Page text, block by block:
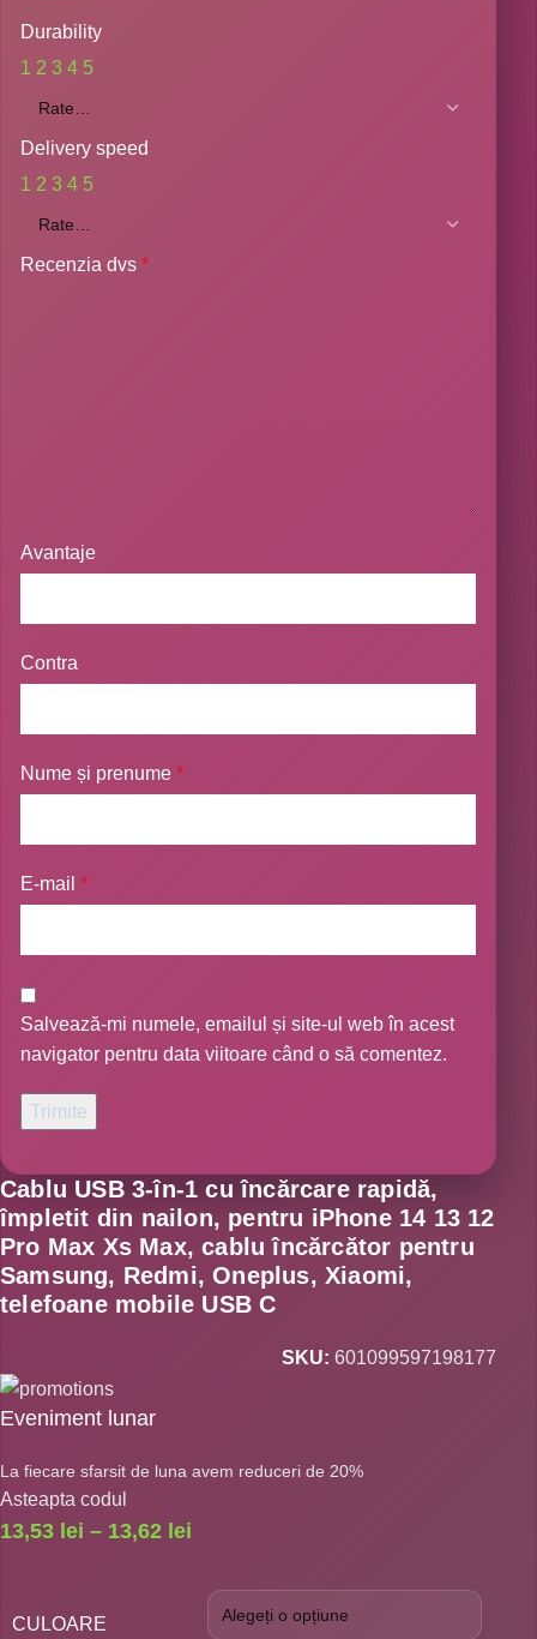
Durability
1 2 3 4 5
Delivery speed
1 2 3 4 5
Recenzia dvs*
Avantaje
Contra
Nume și prenume*
E-mail*
Salvează-mi numele, emailul și site-ul web în acest
navigator pentru data viitoare când o să comentez.
Cablu USB 3-în-1 cu încărcare rapidă,
împletit din nailon, pentru iPhone 14 13 12
Pro Max Xs Max, cablu încărcător pentru
Samsung, Redmi, Oneplus, Xiaomi,
telefoane mobile USB C
SKU:601099597198177
Eveniment lunar
La fiecare sfarsit de luna avem reduceri de 20%
Asteapta codul
13,53 lei – 13,62 lei
CULOARE